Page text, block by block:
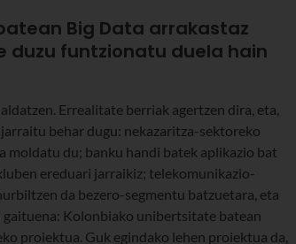
Big Data arrakastaz
duzu funtzionatu duela hain
Errealitate berriak agertzen dira, eta,
behar dugu: nekazaritza-sektoreko
moldatu du; banku handi batek aplikazio bat
ereduari jarraikiz; telekomunikazio-
da bezero-segmentu batzuetara, eta
gaituena: Kolonbiako unibertsitate batean
proiektua. Guk egindako lehen proiektua da,